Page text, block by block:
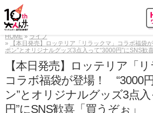
HOME
ライフ
【本日発売】ロッテリア「リラックマ」コラボ福袋
ポン”とオリジナルグッズ3点入って“3000円”にSNS歓
【本日発売】ロッテリア「リ
コラボ福袋が登場！ “3000
ン”とオリジナルグッズ3点入
円”にSNS歓喜「買うぞぉ」